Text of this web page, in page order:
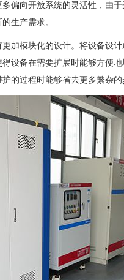
向开放系统的灵活性，由于
生产需求。
模块化的设计。将设备设计
设备在需要扩展时能够方便
的过程时能够省去更多繁杂的